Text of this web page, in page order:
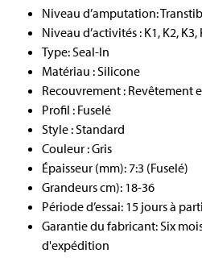
Niveau d’amputation:
Niveau d’activités : K1, K2, K3,
Type: Seal-In
Matériau : Silicone
Recouvrement : Revêtement
Profil : Fuselé
Style : Standard
Couleur : Gris
Épaisseur (mm): 7:3 (Fuselé)
Grandeurs cm): 18-36
Période d’essai: 15 jours à
Garantie du fabricant: Six
d'expédition